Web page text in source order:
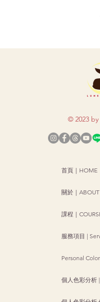
© 2023
首頁｜HOME
關於｜ABOUT
課程｜
服務項目 |
Personal Color
個人色彩分析